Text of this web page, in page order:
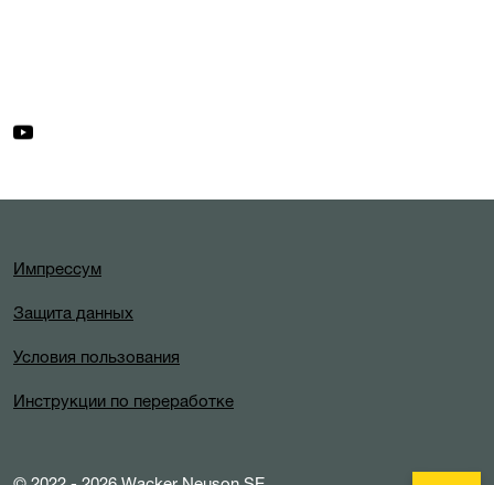
Импрессум
Защита данных
Условия пользования
Инструкции по переработке